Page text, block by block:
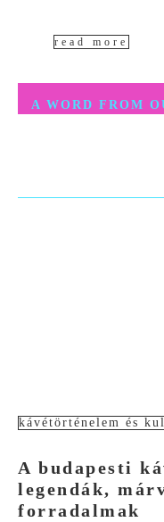
read more
A WORD FROM
kávétörténelem és
A budapesti
legendák,
forradalmak